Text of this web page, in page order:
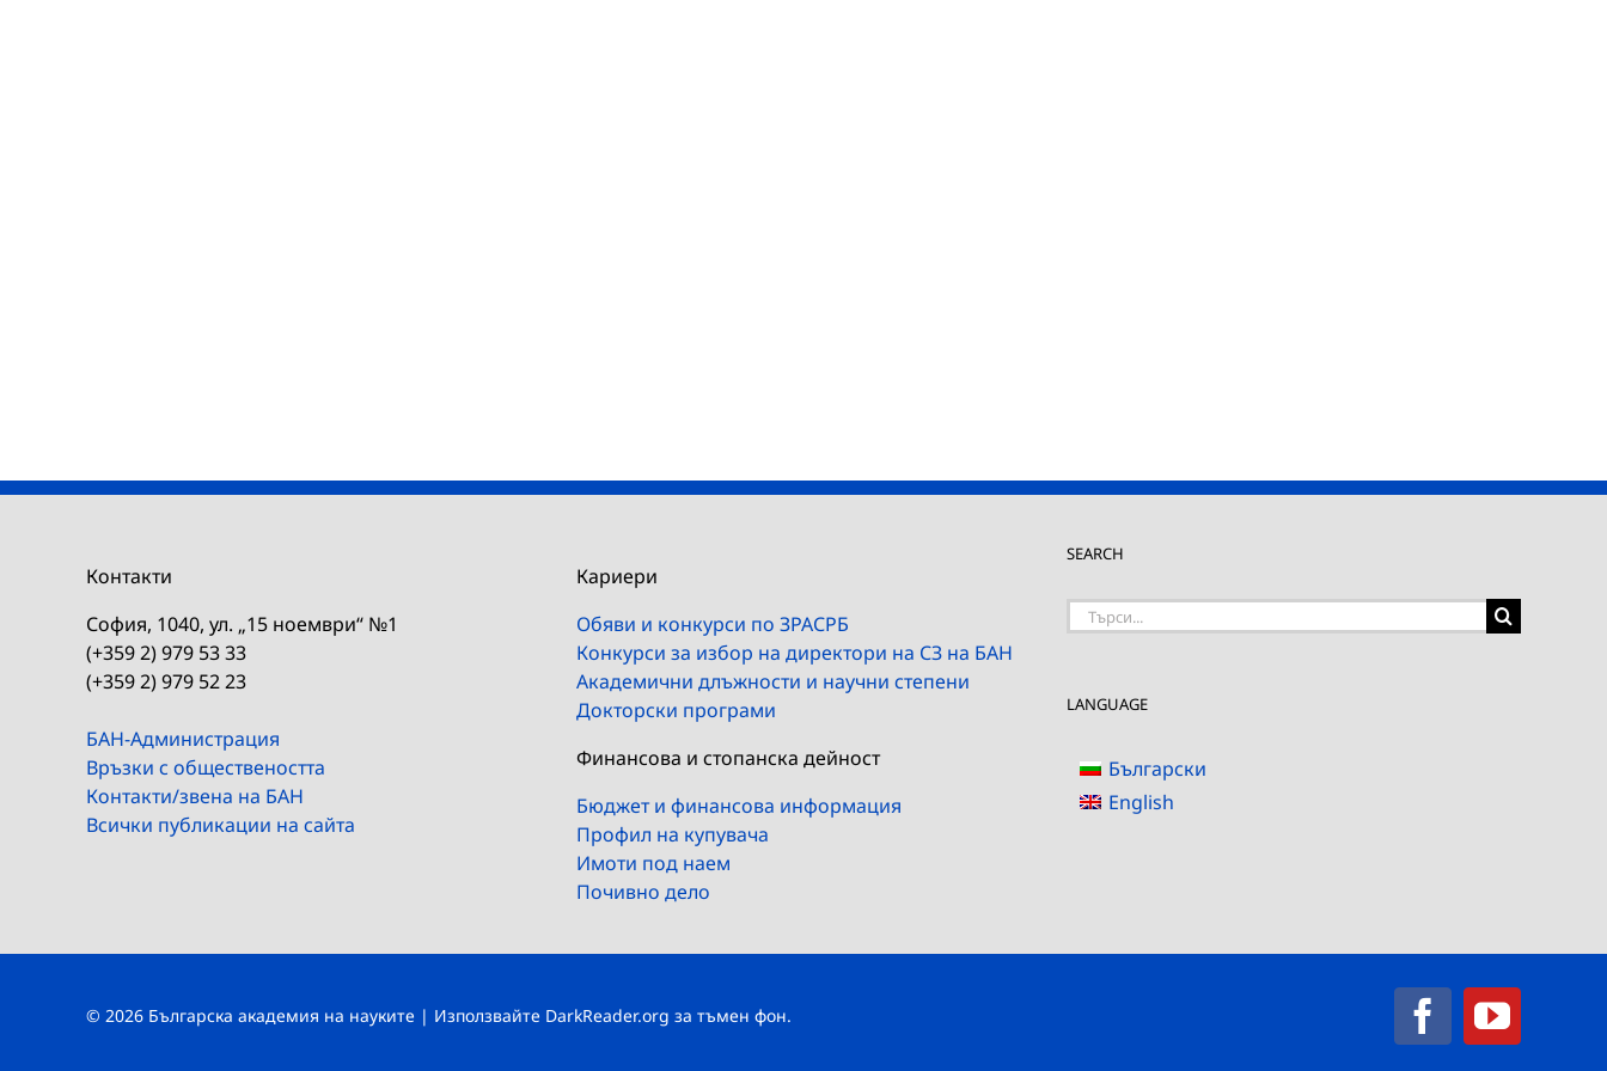
Контакти
София, 1040, ул. „15 ноември“ №1
(+359 2) 979 53 33
(+359 2) 979 52 23
БАН-Администрация
Връзки с обществеността
Контакти/звена на БАН
Всички публикации на сайта
Кариери
Обяви и конкурси по ЗРАСРБ
Конкурси за избор на директори на СЗ на БАН
Академични длъжности и научни степени
Докторски програми
Финансова и стопанска дейност
Бюджет и финансова информация
Профил на купувача
Имоти под наем
Почивно дело
SEARCH
Търсене
LANGUAGE
Български
English
© 2026 Българска академия на науките | Използвайте DarkReader.org за тъмен фон. Facebook